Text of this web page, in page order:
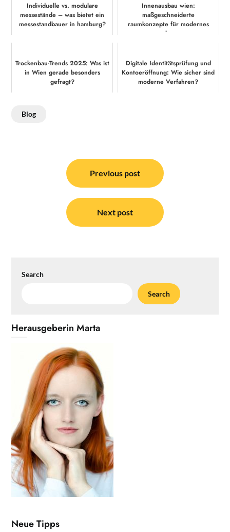
Individuelle vs. modulare
messestände – was bietet ein
messestandbauer in hamburg?
Innenausbau wien:
maßgeschneiderte
raumkonzepte für modernes
wohnen
Trockenbau-Trends 2025: Was ist
in Wien gerade besonders
gefragt?
Digitale Identitätsprüfung und
Kontoeröffnung: Wie sicher sind
moderne Verfahren?
Blog
navigation
Previous post
Next post
Search
Search
Herausgeberin Marta
Neue Tipps